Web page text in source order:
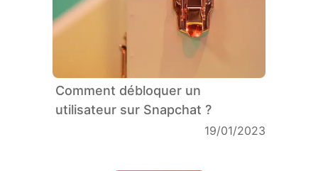
Comment débloquer un
utilisateur sur Snapchat ?
19/01/2023